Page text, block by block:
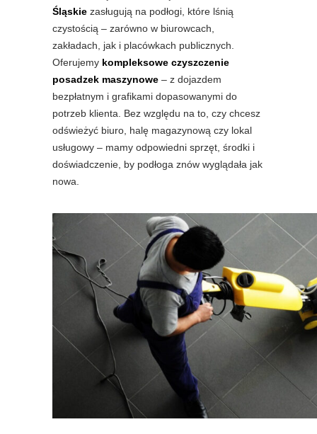
Śląskie zasługują na podłogi, które lśnią
czystością – zarówno w biurowcach,
zakładach, jak i placówkach publicznych.
Oferujemy kompleksowe czyszczenie
posadzek maszynowe – z dojazdem
bezpłatnym i grafikami dopasowanymi do
potrzeb klienta. Bez względu na to, czy chcesz
odświeżyć biuro, halę magazynową czy lokal
usługowy – mamy odpowiedni sprzęt, środki i
doświadczenie, by podłoga znów wyglądała jak
nowa.